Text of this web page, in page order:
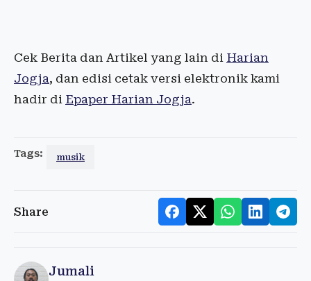
Cek Berita dan Artikel yang lain di Harian
Jogja, dan edisi cetak versi elektronik kami
hadir di Epaper Harian Jogja.
Tags: musik
Share
Jumali